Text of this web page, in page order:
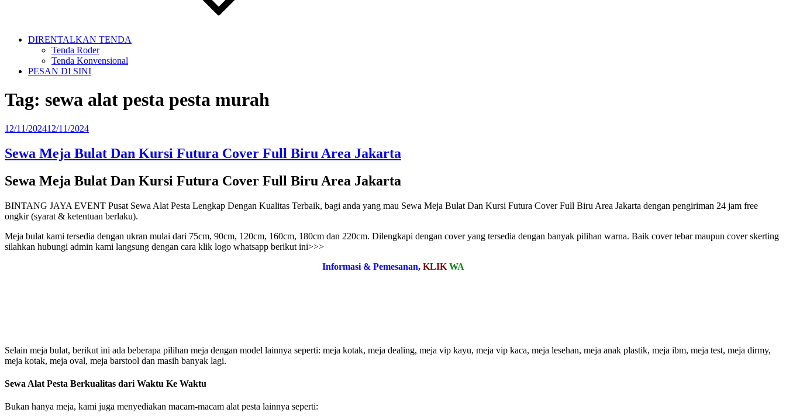
DIRENTALKAN TENDA
Tenda Roder
Tenda Konvensional
PESAN DI SINI
Tag: sewa alat pesta pesta murah
Diposkan
12/11/202412/11/2024
Sewa Meja Bulat Dan Kursi Futura Cover Full Biru Area Jakarta
Sewa Meja Bulat Dan Kursi Futura Cover Full Biru Area Jakarta
BINTANG JAYA EVENT Pusat Sewa Alat Pesta Lengkap Dengan Kualitas Terbaik, bagi anda yang mau Sewa Meja Bulat Dan Kursi Futura Cover Full Biru Area Jakarta dengan pengiriman 24 jam free
ongkir (syarat & ketentuan berlaku).
Meja bulat kami tersedia dengan ukran mulai dari 75cm, 90cm, 120cm, 160cm, 180cm dan 220cm. Dilengkapi dengan cover yang tersedia dengan banyak pilihan warna. Baik cover tebar maupun cover skerting
silahkan hubungi admin kami langsung dengan cara klik logo whatsapp berikut ini>>>
Informasi & Pemesanan, KLIK WA
Selain meja bulat, berikut ini ada beberapa pilihan meja dengan model lainnya seperti: meja kotak, meja dealing, meja vip kayu, meja vip kaca, meja lesehan, meja anak plastik, meja ibm, meja test, meja dirmy,
meja kotak, meja oval, meja barstool dan masih banyak lagi.
Sewa Alat Pesta Berkualitas dari Waktu Ke Waktu
Bukan hanya meja, kami juga menyediakan macam-macam alat pesta lainnya seperti: